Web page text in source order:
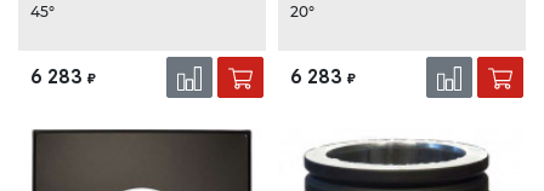
45°
6 283 ₽
20°
6 283 ₽